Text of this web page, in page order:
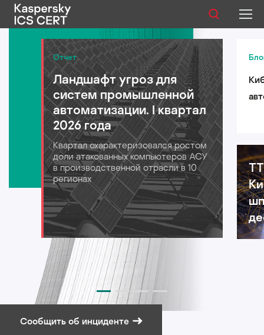
Публикации
Услуги
Уязвимости
Статистика
Русский
Отчет
Ландшафт угроз для
систем промышленной
автоматизации. I квартал
2026 года
Квартал охарактеризовался ростом
доли атакованных компьютеров АСУ
в производственной отрасли в 10
регионах
Сообщить об инциденте
Подписаться на рассылку